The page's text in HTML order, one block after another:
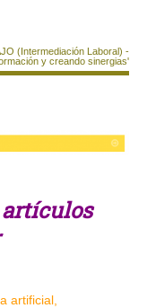
(Intermediación Laboral) -
y creando sinergias'
artículos
artificial,